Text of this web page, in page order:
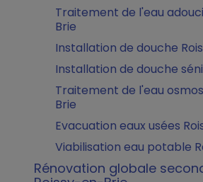
Traitement de l'eau
Brie
Installation de douche
Installation de douche
Traitement de l'eau
Brie
Evacuation eaux usées
Viabilisation eau potable
Rénovation globale